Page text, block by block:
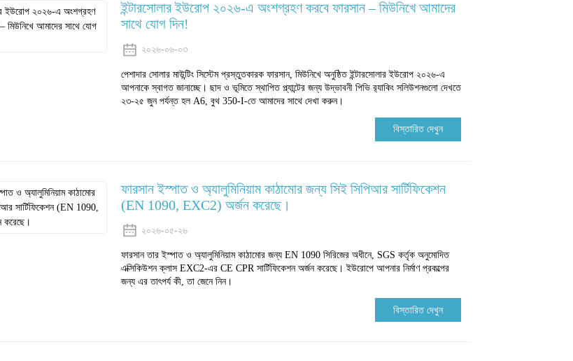
ইন্টারসোলার ইউরোপ ২০২৬-এ অংশগ্রহণ করবে ফারসান – মিউনিখে আমাদের
সাথে যোগ দিন!
২০২৬-০৬-০৩
পেশাদার সোলার মাউন্টিং সিস্টেম প্রস্তুতকারক ফারসান, মিউনিখে অনুষ্ঠিত ইন্টারসোলার ইউরোপ ২০২৬-এ
আপনাকে স্বাগত জানাচ্ছে। ছাদ ও ভূমিতে স্থাপিত প্ল্যান্টের জন্য উদ্ভাবনী পিভি র‍্যাকিং সলিউশনগুলো দেখতে
২৩-২৫ জুন পর্যন্ত হল A6, বুথ 350-I-তে আমাদের সাথে দেখা করুন।
বিস্তারিত দেখুন
ফারসান ইস্পাত ও অ্যালুমিনিয়াম কাঠামোর জন্য সিই সিপিআর সার্টিফিকেশন
(EN 1090, EXC2) অর্জন করেছে।
২০২৬-০৫-২৬
ফারসান তার ইস্পাত ও অ্যালুমিনিয়াম কাঠামোর জন্য EN 1090 সিরিজের অধীনে, SGS কর্তৃক অনুমোদিত
এক্সিকিউশন ক্লাস EXC2-এর CE CPR সার্টিফিকেশন অর্জন করেছে। ইউরোপে আপনার নির্মাণ প্রকল্পের
জন্য এর তাৎপর্য কী, তা জেনে নিন।
বিস্তারিত দেখুন